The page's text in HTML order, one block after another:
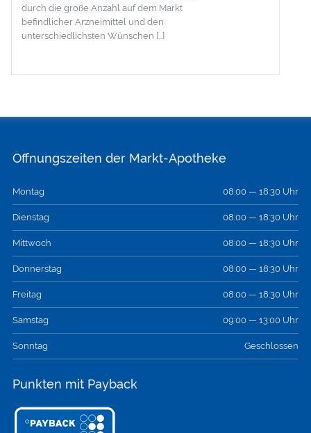
durch die große Anzahl auf dem Markt
befindlicher Arzneimittel und den
unterschiedlichsten Wünschen […]
Öffnungszeiten der Markt-Apotheke
Montag 08:00 — 18:30 Uhr
Dienstag 08:00 — 18:30 Uhr
Mittwoch 08:00 — 18:30 Uhr
Donnerstag 08:00 — 18:30 Uhr
Freitag 08:00 — 18:30 Uhr
Samstag 09:00 — 13:00 Uhr
Sonntag Geschlossen
Punkten mit Payback